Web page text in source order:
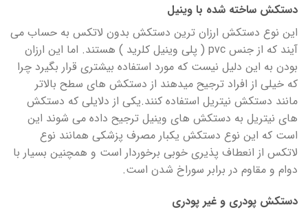
دستکش ساخته شده با وینیل
این نوع دستکش ارزان ترین دستکش بدون لاتکس به حساب می
آیند که از جنس pvc ( پلی وینیل کلرید ) هستند. اما این ارزان
بودن به این دلیل نیست که مورد استفاده بیشتری قرار بگیرد چرا
که خیلی از افراد ترجیح میدهند از دستکش های سطح بالاتر
مانند دستکش نیتریل استفاده کنند.یکی از دلایلی که دستکش
های نیتریل به دستکش های وینیل ترجیح داده می شوند این
است که این نوع دستکش یکبار مصرف پزشکی همانند نوع
لاتکس از انعطاف پذیری خوبی برخوردار است و همچنین بسیار با
دوام و مقاوم در برابر سوراخ شدن است.
دستکش پودری و غیر پودری